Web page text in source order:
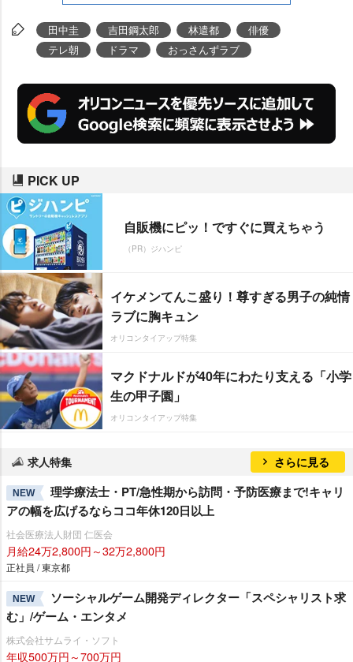
田中圭 吉田鋼太郎 林遣都
俳優
テレ朝
ドラマ おっさんずラブ
PICK UP
自販機にピッ！ですぐに買えちゃう
（PR）ジハンピ
イケメンてんこ盛り！尊すぎる男子の純情
ラブに胸キュン
オリコンタイアップ特集
マクドナルドが40年にわたり支える「小学
生の甲子園」
オリコンタイアップ特集
求人特集 さらに見る
NEW
理学療法士・PT/急性期から訪問・予防医療まで!キャリ
アの幅を広げるならココ年休120日以上
社会医療法人財団 仁医会
月給24万2,800円～32万2,800円
正社員 / 東京都
NEW
ソーシャルゲーム開発ディレクター「スペシャリスト求
む」/ゲーム・エンタメ
株式会社サムライ・ソフト
年収500万円～700万円